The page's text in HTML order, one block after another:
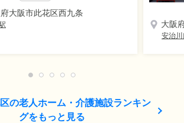
大阪市此花区西九条
大阪
安治
の老人ホーム・介護施設ランキン
グをもっと見る